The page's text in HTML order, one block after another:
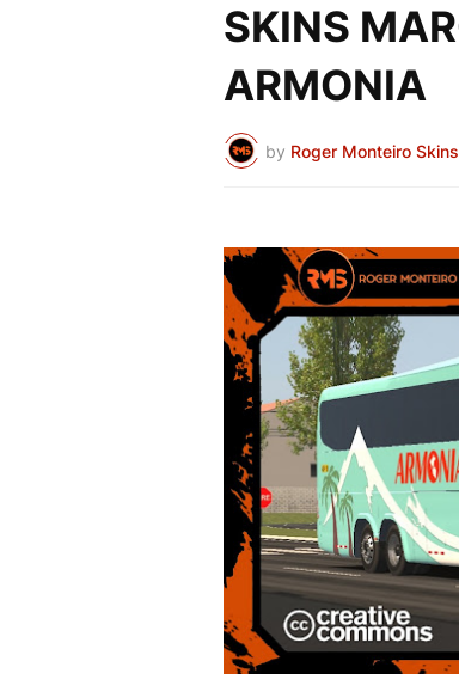
SKINS
ARMONIA
by Roger Monteiro Skins